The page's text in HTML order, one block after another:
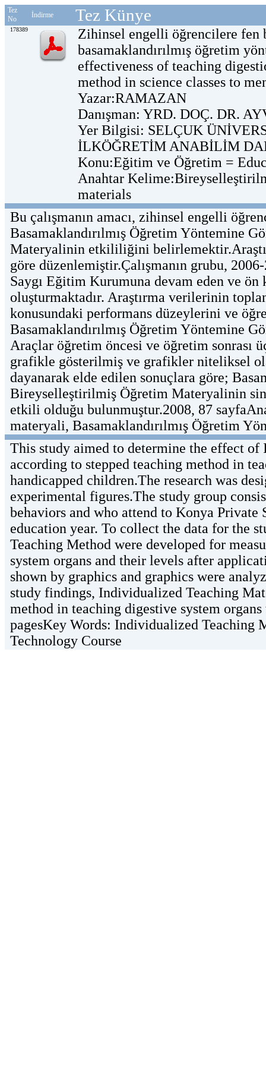
Tez
No
İndirme Tez Künye
178389
Zihinsel engelli öğrencilere fen
basamaklandırılmış öğretim
effectiveness of teaching
method in science classes to
Yazar:RAMAZAN
Danışman: YRD. DOÇ. DR.
Yer Bilgisi: SELÇUK
İLKÖĞRETİM ANABİLİM
Konu:Eğitim ve Öğretim =
Anahtar
materials
Bu çalışmanın amacı, zihinsel engelli
Basamaklandırılmış Öğretim Yöntemine
Materyalinin etkililiğini
göre düzenlemiştir.Çalışmanın grubu,
Saygı Eğitim Kurumuna devam eden ve
oluşturmaktadır. Araştırma verilerinin
konusundaki performans düzeylerini ve
Basamaklandırılmış Öğretim Yöntemine
Araçlar öğretim öncesi ve öğretim sonrası
grafikle gösterilmiş ve grafikler niteliksel
dayanarak elde edilen sonuçlara göre;
Bireyselleştirilmiş Öğretim Materyalinin
etkili olduğu bulunmuştur.2008, 87
materyali, Basamaklandırılmış Öğretim
This study aimed to determine the effect
according to stepped teaching method in
handicapped children.The research was
experimental figures.The study group
behaviors and who attend to Konya
education year. To collect the data for the
Teaching Method were developed for
system organs and their levels after
shown by graphics and graphics were
study findings, Individualized Teaching
method in teaching digestive system
pagesKey Words: Individualized Teaching
Technology Course